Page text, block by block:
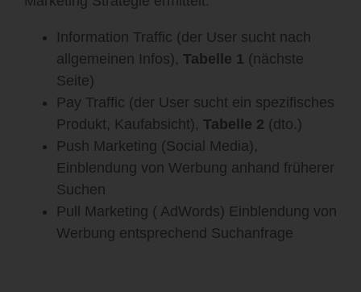
Information Traffic (der User sucht nach
allgemeinen Infos), Tabelle 1 (nächste
Seite)
Pay Traffic (der User sucht ein spezifisches
Produkt, Kaufabsicht), Tabelle 2 (dto.)
Push Marketing (Social Media),
Einblendung von Werbung anhand früherer
Suchen
Pull Marketing ( AdWords) Einblendung von
Werbung entsprechend Suchanfrage